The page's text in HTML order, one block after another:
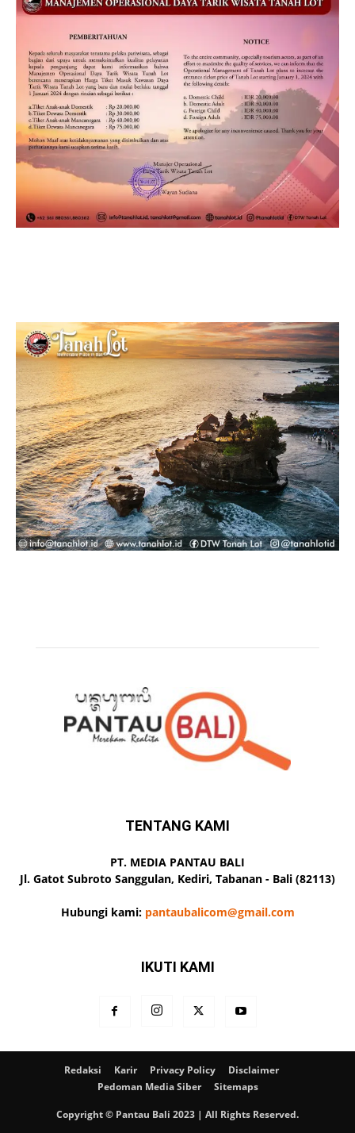
TENTANG KAMI
PT. MEDIA PANTAU BALI
Jl. Gatot Subroto Sanggulan, Kediri, Tabanan - Bali (82113)
Hubungi kami: pantaubalicom@gmail.com
IKUTI KAMI
Redaksi Karir Privacy Policy
Disclaimer
Pedoman Media Siber
Sitemaps
Copyright © Pantau Bali 2023 | All Rights Reserved.